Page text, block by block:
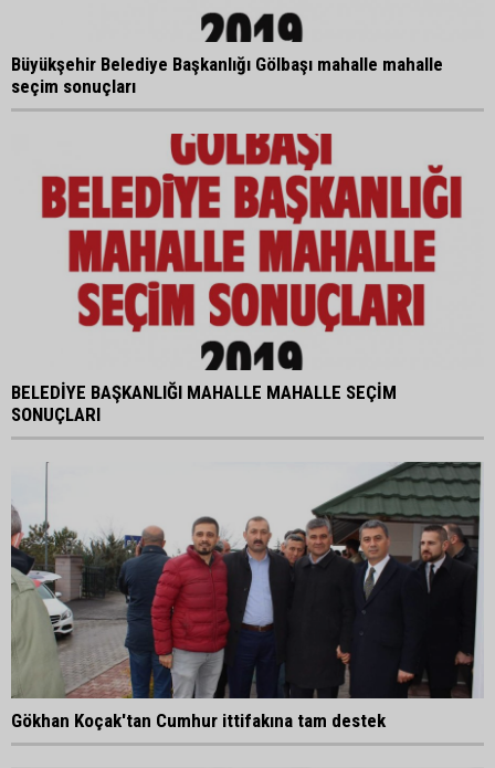
Büyükşehir Belediye Başkanlığı Gölbaşı mahalle mahalle
seçim sonuçları
BELEDİYE BAŞKANLIĞI MAHALLE MAHALLE SEÇİM
SONUÇLARI
Gökhan Koçak'tan Cumhur ittifakına tam destek